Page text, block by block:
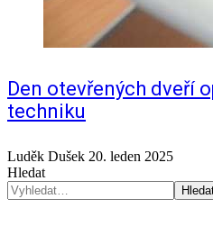
Den otevřených dveří
techniku
Luděk Dušek 20. leden 2025
Hledat